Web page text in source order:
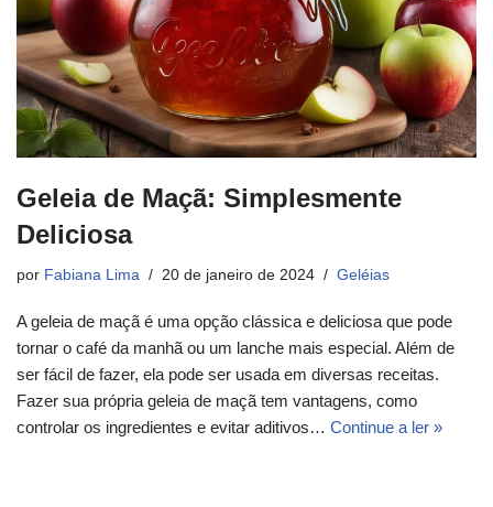
Geleia de Maçã: Simplesmente
Deliciosa
por Fabiana Lima 20 de janeiro de 2024 Geléias
A geleia de maçã é uma opção clássica e deliciosa que pode
tornar o café da manhã ou um lanche mais especial. Além de
ser fácil de fazer, ela pode ser usada em diversas receitas.
Fazer sua própria geleia de maçã tem vantagens, como
controlar os ingredientes e evitar aditivos… Continue a ler »